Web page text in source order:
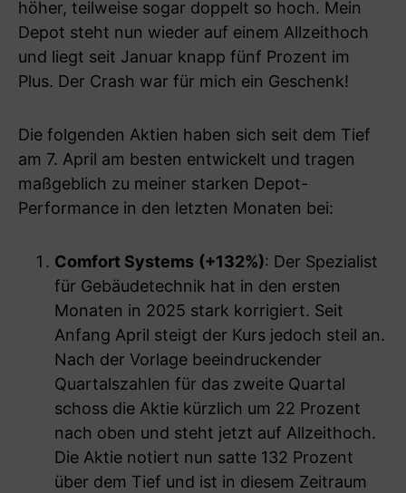
höher, teilweise sogar doppelt so hoch. Mein
Depot steht nun wieder auf einem Allzeithoch
und liegt seit Januar knapp fünf Prozent im
Plus. Der Crash war für mich ein Geschenk!
Die folgenden Aktien haben sich seit dem Tief
am 7. April am besten entwickelt und tragen
maßgeblich zu meiner starken Depot-
Performance in den letzten Monaten bei:
Comfort Systems (+132%): Der Spezialist
für Gebäudetechnik hat in den ersten
Monaten in 2025 stark korrigiert. Seit
Anfang April steigt der Kurs jedoch steil an.
Nach der Vorlage beeindruckender
Quartalszahlen für das zweite Quartal
schoss die Aktie kürzlich um 22 Prozent
nach oben und steht jetzt auf Allzeithoch.
Die Aktie notiert nun satte 132 Prozent
über dem Tief und ist in diesem Zeitraum